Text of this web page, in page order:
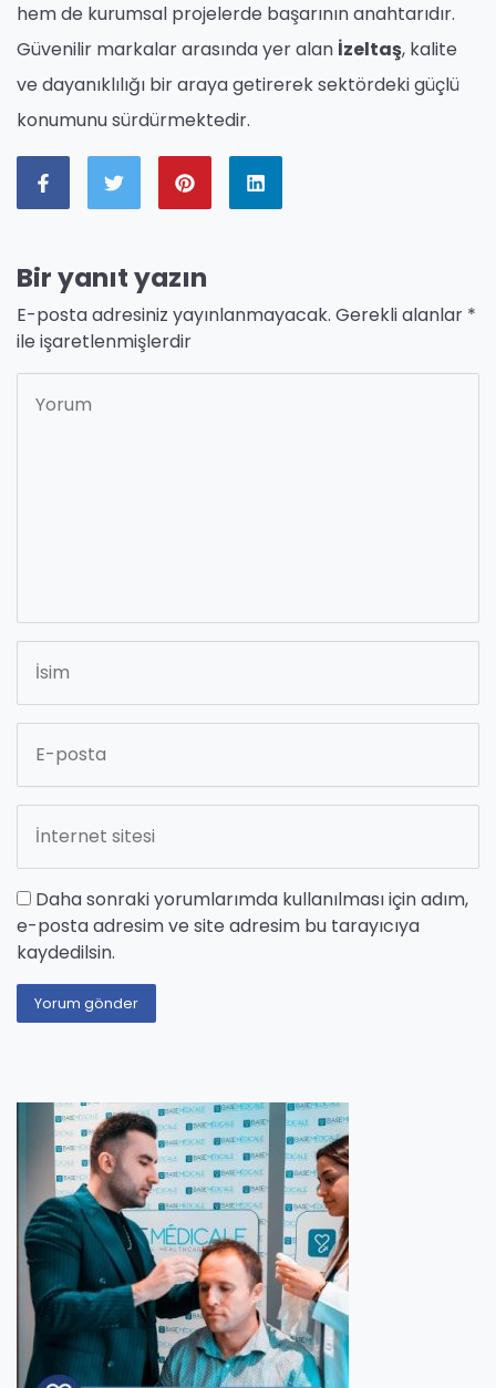
hem de kurumsal projelerde başarının anahtarıdır.
Güvenilir markalar arasında yer alan İzeltaş, kalite
ve dayanıklılığı bir araya getirerek sektördeki güçlü
konumunu sürdürmektedir.
Bir yanıt yazın
E-posta adresiniz yayınlanmayacak. Gerekli alanlar *
ile işaretlenmişlerdir
Daha sonraki yorumlarımda kullanılması için adım,
e-posta adresim ve site adresim bu tarayıcıya
kaydedilsin.